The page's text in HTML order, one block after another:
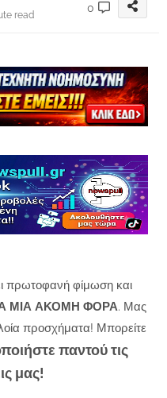
read
0
πρωτοφανή φίμωση και
ΜΙΑ ΑΚΟΜΗ ΦΟΡΑ. Μας
προσχήματα! Μπορείτε
παντού τις
μας!